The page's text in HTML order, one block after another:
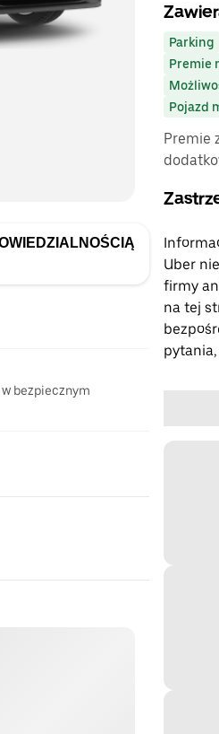
bezpiecznym
Parking
Premie
Pojazd
Premie
Uber
firmy
na tej